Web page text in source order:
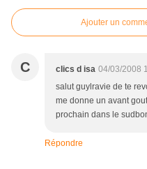
Ajouter un
C clics d isa 04/03/2008
salut guylravie de te
me donne un avant
prochain dans le
Répondre